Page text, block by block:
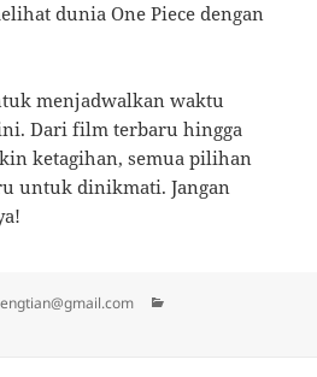
dunia One Piece dengan
menjadwalkan waktu
Dari film terbaru hingga
ketagihan, semua pilihan
untuk dinikmati. Jangan